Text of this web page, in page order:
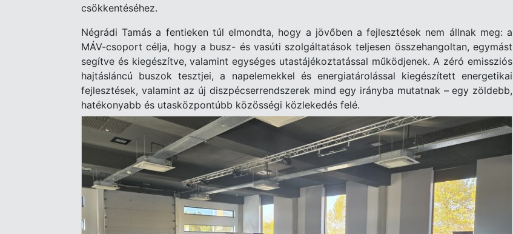
csökkentéséhez.
Négrádi Tamás a fentieken túl elmondta, hogy a jövőben a fejlesztések nem állnak meg: a
MÁV-csoport célja, hogy a busz- és vasúti szolgáltatások teljesen összehangoltan, egymást
segítve és kiegészítve, valamint egységes utastájékoztatással működjenek. A zéró emissziós
hajtásláncú buszok tesztjei, a napelemekkel és energiatárolással kiegészített energetikai
fejlesztések, valamint az új diszpécserrendszerek mind egy irányba mutatnak – egy zöldebb,
hatékonyabb és utasközpontúbb közösségi közlekedés felé.